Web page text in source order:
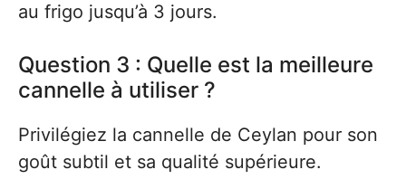
au frigo jusqu’à 3 jours.
Question 3 : Quelle est la meilleure
cannelle à utiliser ?
Privilégiez la cannelle de Ceylan pour son
goût subtil et sa qualité supérieure.